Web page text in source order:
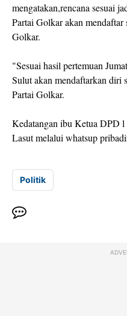
mengatakan,rencana sesuai
Partai Golkar akan
Golkar.
"Sesuai hasil pertemuan
Sulut akan mendaftarkan diri
Partai Golkar.
Kedatangan ibu Ketua DPD
Lasut melalui whatsup
Politik